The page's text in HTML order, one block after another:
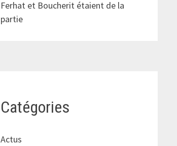
Ferhat et Boucherit étaient de la
partie
Catégories
Actus